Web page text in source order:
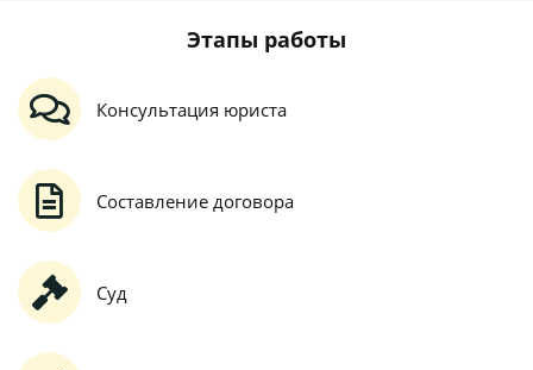
Этапы работы
Консультация юриста
Составление договора
Суд